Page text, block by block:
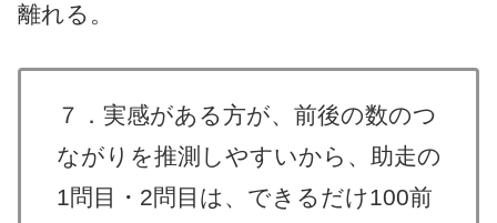
離れる。
７．実感がある方が、前後の数のつ
ながりを推測しやすいから、助走の
1問目・2問目は、できるだけ100前